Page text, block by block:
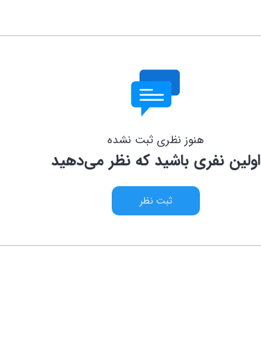
هنوز نظری ثبت نشده
اولین نفری باشید که نظر می‌دهید
ثبت نظر